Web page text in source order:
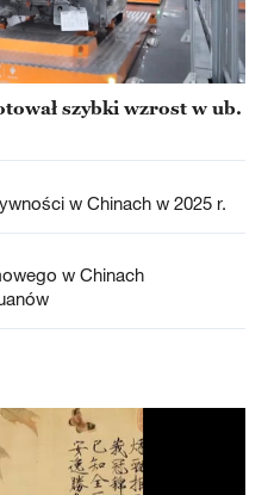
szybki wzrost w ub.
w Chinach w 2025 r.
w Chinach